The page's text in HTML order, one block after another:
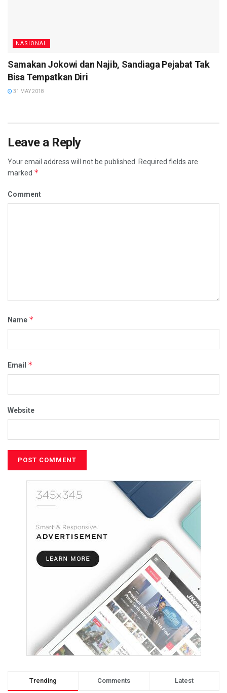
NASIONAL
Samakan Jokowi dan Najib, Sandiaga Pejabat Tak
Bisa Tempatkan Diri
31 MAY 2018
Leave a Reply
Your email address will not be published. Required fields are
marked *
Comment
Name *
Email *
Website
Trending Comments Latest